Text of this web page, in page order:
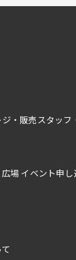
・販売スタッフ
場 イベント申し